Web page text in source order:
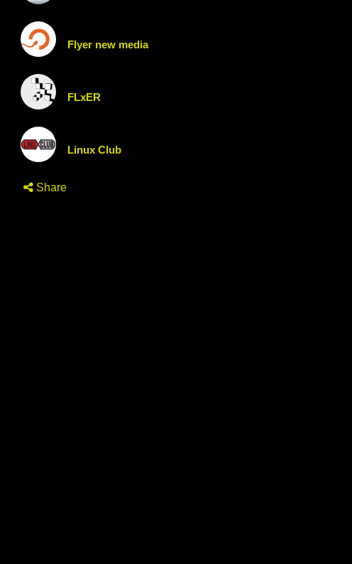
Flyer new media
FLxER
Linux Club
Share